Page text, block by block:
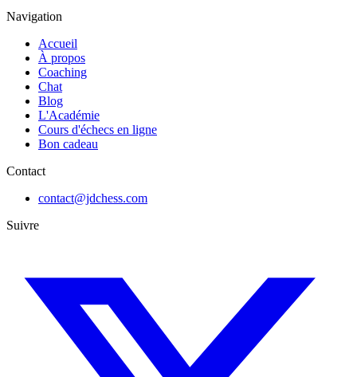
Navigation
Accueil
À propos
Coaching
Chat
Blog
L'Académie
Cours d'échecs en ligne
Bon cadeau
Contact
contact@jdchess.com
Suivre